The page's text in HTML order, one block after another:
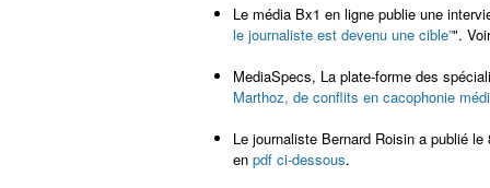
Le média Bx1 en ligne publie une
le journaliste est devenu une cible”".
MediaSpecs, La plate-forme des
Marthoz, de conflits en cacophonie
Le journaliste Bernard Roisin a publié
en pdf ci-dessous.